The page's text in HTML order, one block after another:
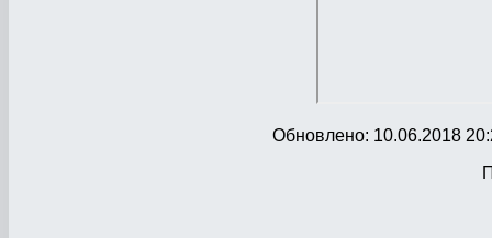
Обновлено: 10.06.2018